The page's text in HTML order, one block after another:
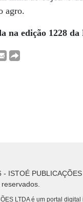
agro.
na edição 1228
ISTOÉ
LTDA é um portal